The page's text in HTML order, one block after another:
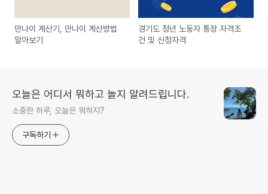
만나이 계산기, 만나이 계산방법
알아보기
경기도 청년 노동자 통장 자격조
건 및 신청자격
오늘은 어디서 뭐하고 놀지 알려드립니다.
소중한 하루, 오늘은 뭐하지?
구독하기